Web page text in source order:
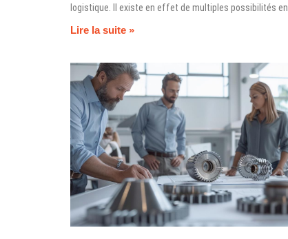
logistique. Il existe en effet de multiples possibilités en
Lire la suite »